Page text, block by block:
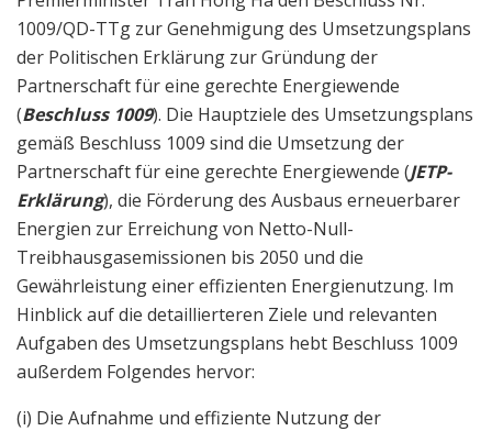
1009/QD-TTg zur Genehmigung des Umsetzungsplans
der Politischen Erklärung zur Gründung der
Partnerschaft für eine gerechte Energiewende
(Beschluss 1009). Die Hauptziele des Umsetzungsplans
gemäß Beschluss 1009 sind die Umsetzung der
Partnerschaft für eine gerechte Energiewende (JETP-
Erklärung), die Förderung des Ausbaus erneuerbarer
Energien zur Erreichung von Netto-Null-
Treibhausgasemissionen bis 2050 und die
Gewährleistung einer effizienten Energienutzung. Im
Hinblick auf die detaillierteren Ziele und relevanten
Aufgaben des Umsetzungsplans hebt Beschluss 1009
außerdem Folgendes hervor:
(i) Die Aufnahme und effiziente Nutzung der